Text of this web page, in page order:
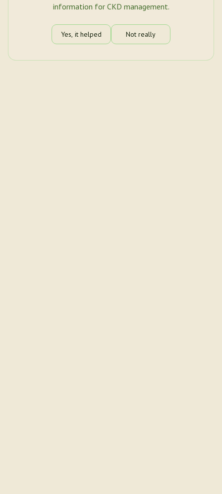
information for CKD management.
Yes, it helped Not really